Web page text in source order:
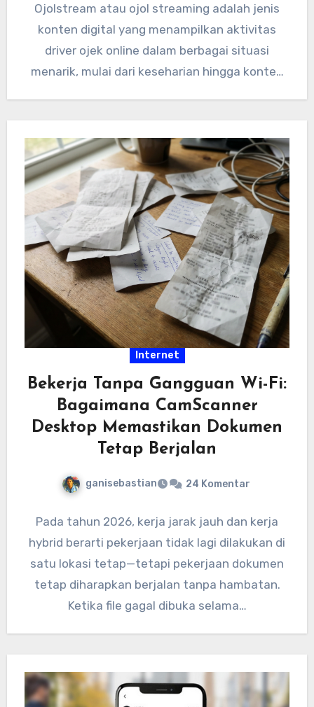
Ojolstream atau ojol streaming adalah jenis
konten digital yang menampilkan aktivitas
driver ojek online dalam berbagai situasi
menarik, mulai dari keseharian hingga konten
Internet
Bekerja Tanpa Gangguan Wi-Fi:
Bagaimana CamScanner
Desktop Memastikan Dokumen
Tetap Berjalan
ganisebastian 24 Komentar
Pada tahun 2026, kerja jarak jauh dan kerja
hybrid berarti pekerjaan tidak lagi dilakukan di
satu lokasi tetap—tetapi pekerjaan dokumen
tetap diharapkan berjalan tanpa hambatan.
Ketika file gagal dibuka selama…